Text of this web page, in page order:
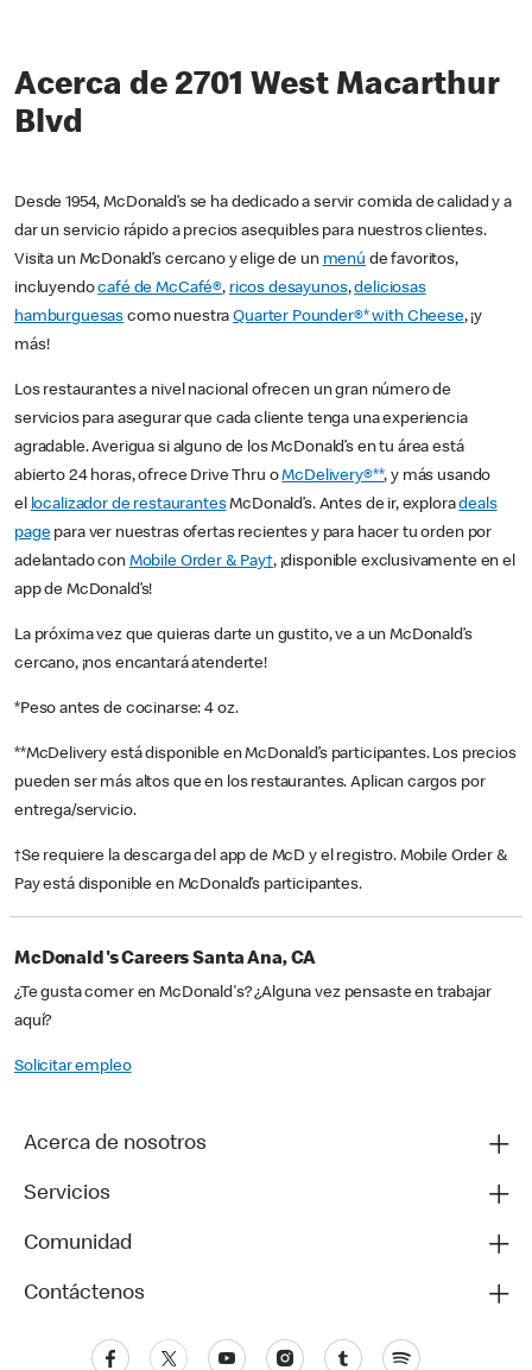
Acerca de 2701 West Macarthur
Blvd
Desde 1954, McDonald’s se ha dedicado a servir comida de calidad y a
dar un servicio rápido a precios asequibles para nuestros clientes.
Visita un McDonald’s cercano y elige de un menú de favoritos,
incluyendocafé de McCafé®, ricos desayunos,deliciosas
hamburguesas como nuestraQuarter Pounder®* with Cheese, ¡y
más!
Los restaurantes a nivel nacional ofrecen un gran número de
servicios para asegurar que cada cliente tenga una experiencia
agradable. Averigua si alguno de los McDonald’s en tu área está
abierto 24 horas, ofrece Drive Thru oMcDelivery®**, y más usando
el localizador de restaurantesMcDonald’s. Antes de ir, exploradeals
pagepara ver nuestras ofertas recientes y para hacer tu orden por
adelantado con Mobile Order & Pay†, ¡disponible exclusivamente en el
app de McDonald’s!
La próxima vez que quieras darte un gustito, ve a un McDonald’s
cercano, ¡nos encantará atenderte!
*Peso antes de cocinarse: 4 oz.
**McDelivery está disponible en McDonald’s participantes. Los precios
pueden ser más altos que en los restaurantes. Aplican cargos por
entrega/servicio.
†Se requiere la descarga del app de McD y el registro. Mobile Order &
Pay está disponible en McDonald’s participantes.
McDonald's Careers Santa Ana, CA
¿Te gusta comer en McDonald's? ¿Alguna vez pensaste en trabajar
aquí?
Solicitar empleo
Acerca de nosotros
Servicios
Comunidad
Contáctenos